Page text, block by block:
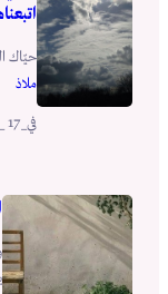
حيّاك
ملاذ
في